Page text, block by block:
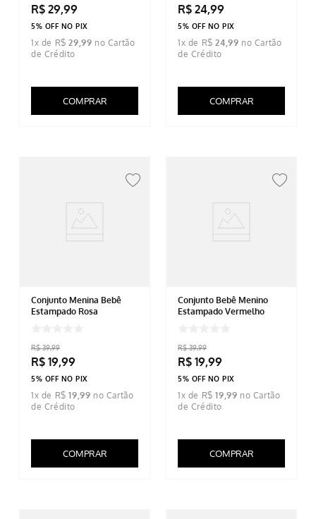
R$ 29,99
5% OFF NO PIX
1x de R$ 29,99
COMPRAR
R$ 24,99
5% OFF NO PIX
1x de R$ 24,99
COMPRAR
Conjunto Menina Bebê
Estampado Rosa
R$ 39,99
R$ 19,99
5% OFF NO PIX
1x de R$ 19,99
COMPRAR
Conjunto Bebê Menino
Estampado Vermelho
R$ 39,99
R$ 19,99
5% OFF NO PIX
1x de R$ 19,99
COMPRAR